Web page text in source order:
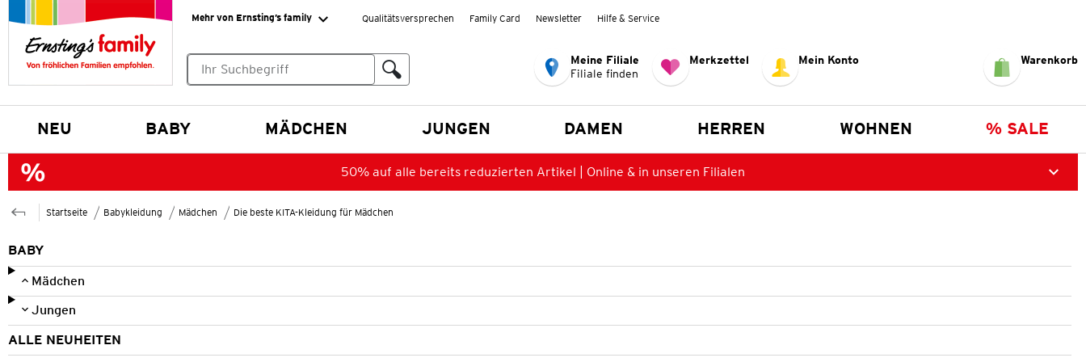
Mehr von Ernsting’s family Qualitätsversprechen Family Card Newsletter Hilfe & Service
Meine Filiale
Filiale finden
Merkzettel Mein Konto Warenkorb
NEU BABY MÄDCHEN JUNGEN DAMEN HERREN WOHNEN % SALE
50% auf alle bereits reduzierten Artikel | Online & in unseren Filialen
Startseite Babykleidung Mädchen Die beste KITA-Kleidung für Mädchen
BABY
Mädchen
Jungen
ALLE NEUHEITEN